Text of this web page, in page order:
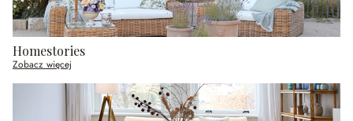
Homestories
Zobacz więcej